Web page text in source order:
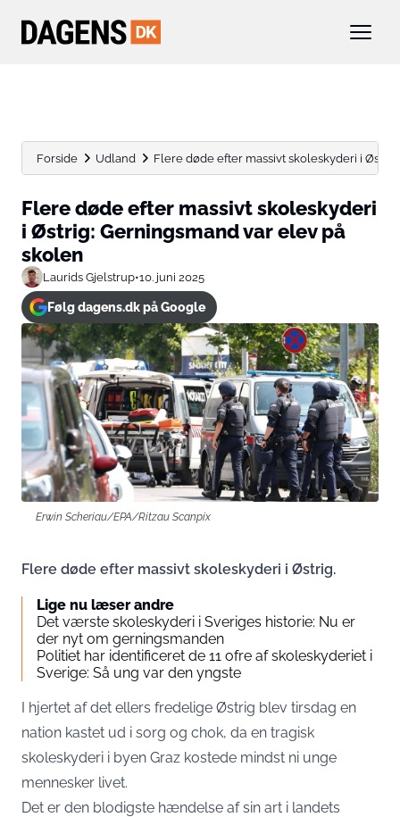
Forside Udland Flere døde efter massivt skoleskyderi i
Flere døde efter massivt skoleskyderi
i Østrig: Gerningsmand var elev på
skolen
Laurids Gjelstrup•10. juni 2025
Følg dagens.dk på Google
Erwin Scheriau/EPA/Ritzau Scanpix
Flere døde efter massivt skoleskyderi i Østrig.
Lige nu læser andre
Det værste skoleskyderi i Sveriges historie: Nu er
der nyt om gerningsmanden
Politiet har identificeret de 11 ofre af skoleskyderiet i
Sverige: Så ung var den yngste
I hjertet af det ellers fredelige Østrig blev tirsdag en
nation kastet ud i sorg og chok, da en tragisk
skoleskyderi i byen Graz kostede mindst ni unge
mennesker livet.
Det er den blodigste hændelse af sin art i landets